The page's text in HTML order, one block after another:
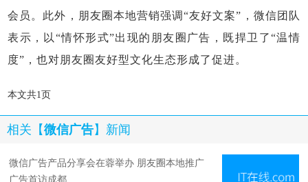
会员。此外，朋友圈本地营销强调“友好文案”，微信团队
表示，以“情怀形式”出现的朋友圈广告，既捍卫了“温情
度”，也对朋友圈友好型文化生态形成了促进。
本文共1页
相关【微信广告】新闻
微信广告产品分享会在蓉举办 朋友圈本地推广
广告首访成都